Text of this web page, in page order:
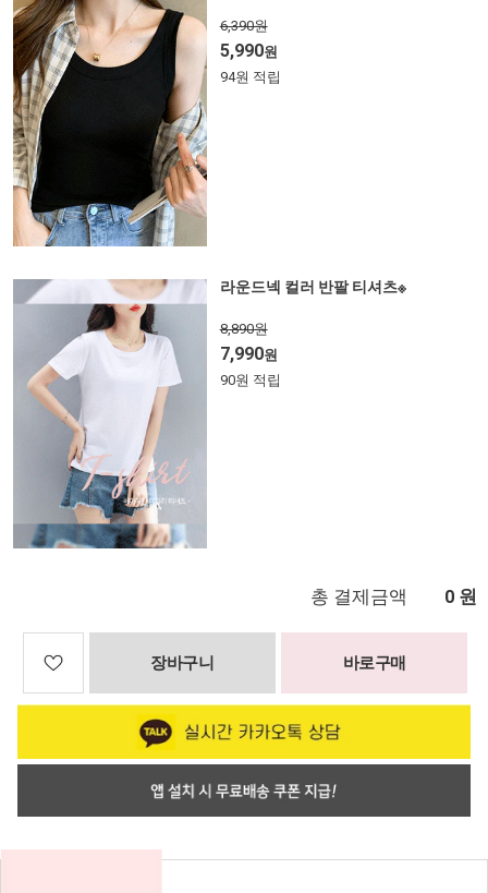
6,390원
5,990원
94원 적립
라운드넥 컬러 반팔 티셔츠※
8,890원
7,990원
90원 적립
총 결제금액 0 원
장바구니 바로구매